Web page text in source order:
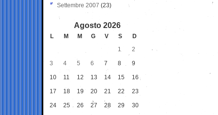
Settembre 2007 (23)
Agosto 2026
L M M G V S
D
1
2
3 4 5 6 7 8 9
10 11 12 13 14 15 16
17 18 19 20 21 22 23
24 25 26 27 28 29 30